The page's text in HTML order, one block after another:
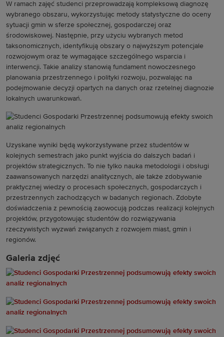
W ramach zajęć studenci przeprowadzają kompleksową diagnozę
wybranego obszaru, wykorzystując metody statystyczne do oceny
sytuacji gmin w sferze społecznej, gospodarczej oraz
środowiskowej. Następnie, przy użyciu wybranych metod
taksonomicznych, identyfikują obszary o najwyższym potencjale
rozwojowym oraz te wymagające szczególnego wsparcia i
interwencji. Takie analizy stanowią fundament nowoczesnego
planowania przestrzennego i polityki rozwoju, pozwalając na
podejmowanie decyzji opartych na danych oraz rzetelnej diagnozie
lokalnych uwarunkowań.
Uzyskane wyniki będą wykorzystywane przez studentów w
kolejnych semestrach jako punkt wyjścia do dalszych badań i
projektów strategicznych. To nie tylko nauka metodologii i obsługi
zaawansowanych narzędzi analitycznych, ale także zdobywanie
praktycznej wiedzy o procesach społecznych, gospodarczych i
przestrzennych zachodzących w badanych regionach. Zdobyte
doświadczenia z pewnością zaowocują podczas realizacji kolejnych
projektów, przygotowując studentów do rozwiązywania
rzeczywistych wyzwań związanych z rozwojem miast, gmin i
regionów.
Galeria zdjęć